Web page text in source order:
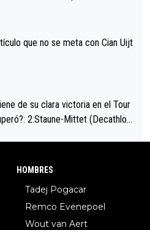
Del Toro con calzador en posi
van complicar el tour.
que no se meta con Cian Uijt
de su clara victoria en el Tour
2.Staune-Mittet (Decathlon,
HOMBRES
Tadej Pogacar
Remco Evenepoel
Wout van Aert